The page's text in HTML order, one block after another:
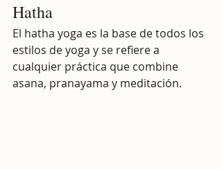
Hatha
El hatha yoga es la base de todos los
estilos de yoga y se refiere a
cualquier práctica que combine
asana, pranayama y meditación.